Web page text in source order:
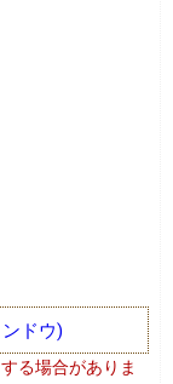
ドウ)
る場合がありま